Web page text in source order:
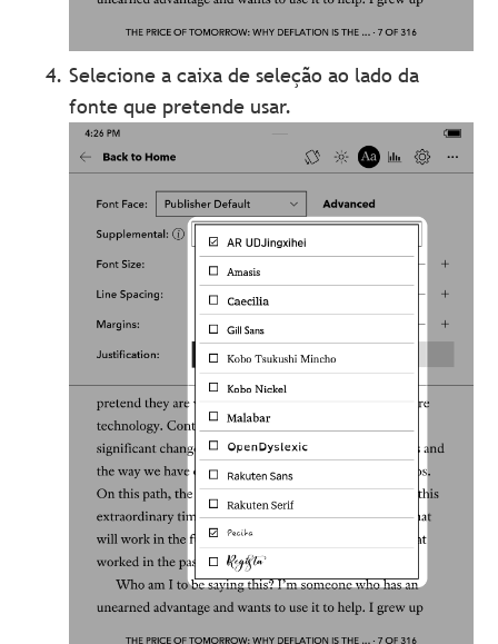
Selecione a caixa de seleção ao lado da
fonte que pretende usar.